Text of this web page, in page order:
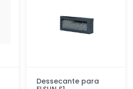
Dessecante para